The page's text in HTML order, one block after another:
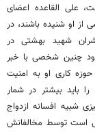
علی القاعده اعضای
او شنیده باشند، در
شهید بهشتی در
چنین شخصی با خبر
کاری او به امنیت
باید بیشتر در شمار
شبیه افسانه ازدواج
است توسط مخالفانش